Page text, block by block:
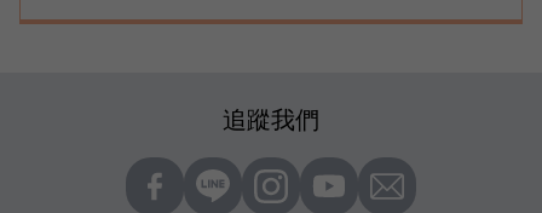
追蹤我們